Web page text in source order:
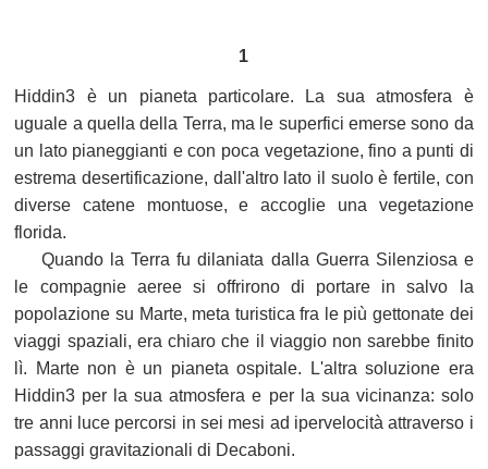
1
Hiddin3 è un pianeta particolare. La sua atmosfera è
uguale a quella della Terra, ma le superfici emerse sono da
un lato pianeggianti e con poca vegetazione, fino a punti di
estrema desertificazione, dall'altro lato il suolo è fertile, con
diverse catene montuose, e accoglie una vegetazione
florida.
Quando la Terra fu dilaniata dalla Guerra Silenziosa e
le compagnie aeree si offrirono di portare in salvo la
popolazione su Marte, meta turistica fra le più gettonate dei
viaggi spaziali, era chiaro che il viaggio non sarebbe finito
lì. Marte non è un pianeta ospitale. L'altra soluzione era
Hiddin3 per la sua atmosfera e per la sua vicinanza: solo
tre anni luce percorsi in sei mesi ad ipervelocità attraverso i
passaggi gravitazionali di Decaboni.